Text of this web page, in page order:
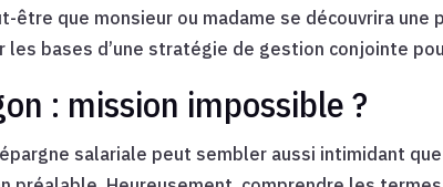
être que monsieur ou madame se découvrira
bases d’une stratégie de gestion conjointe
: mission impossible ?
salariale peut sembler aussi intimidant